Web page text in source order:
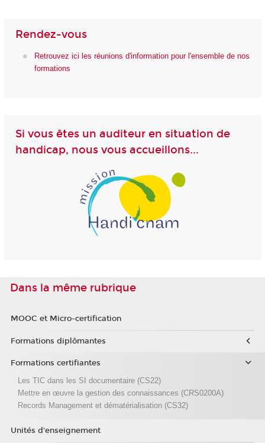
Rendez-vous
Retrouvez ici les réunions d'information pour l'ensemble de nos
formations
Si vous êtes un auditeur en situation de
handicap, nous vous accueillons...
Dans la même rubrique
MOOC et Micro-certification
Formations diplômantes
Formations certifiantes
Les TIC dans les SI documentaire (CS22)
Mettre en œuvre la gestion des connaissances (CRS0200A)
Records Management et dématérialisation (CS32)
Unités d'enseignement